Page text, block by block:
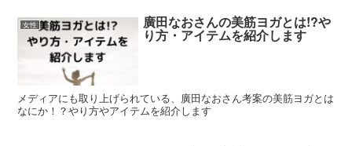
女性 廣田なおさんの美筋ヨガとは!?や
り方・アイテムを紹介します
メディアにも取り上げられている、廣田なおさん考案の美筋ヨガとは
なにか！？やり方やアイテムを紹介します